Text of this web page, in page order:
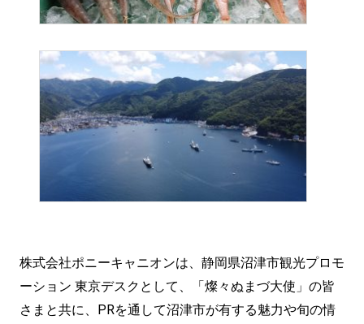
株式会社ポニーキャニオンは、静岡県沼津市観光プロモ
ーション 東京デスクとして、「燦々ぬまづ大使」の皆
さまと共に、PRを通して沼津市が有する魅力や旬の情